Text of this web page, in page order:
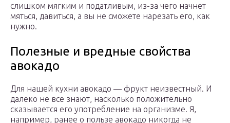
слишком мягким и податливым, из-за чего начнет
мяться, давиться, а вы не сможете нарезать его, как
нужно.
Полезные и вредные свойства
авокадо
Для нашей кухни авокадо — фрукт неизвестный. И
далеко не все знают, насколько положительно
сказывается его употребление на организме. Я,
например, ранее о пользе авокадо никогда не